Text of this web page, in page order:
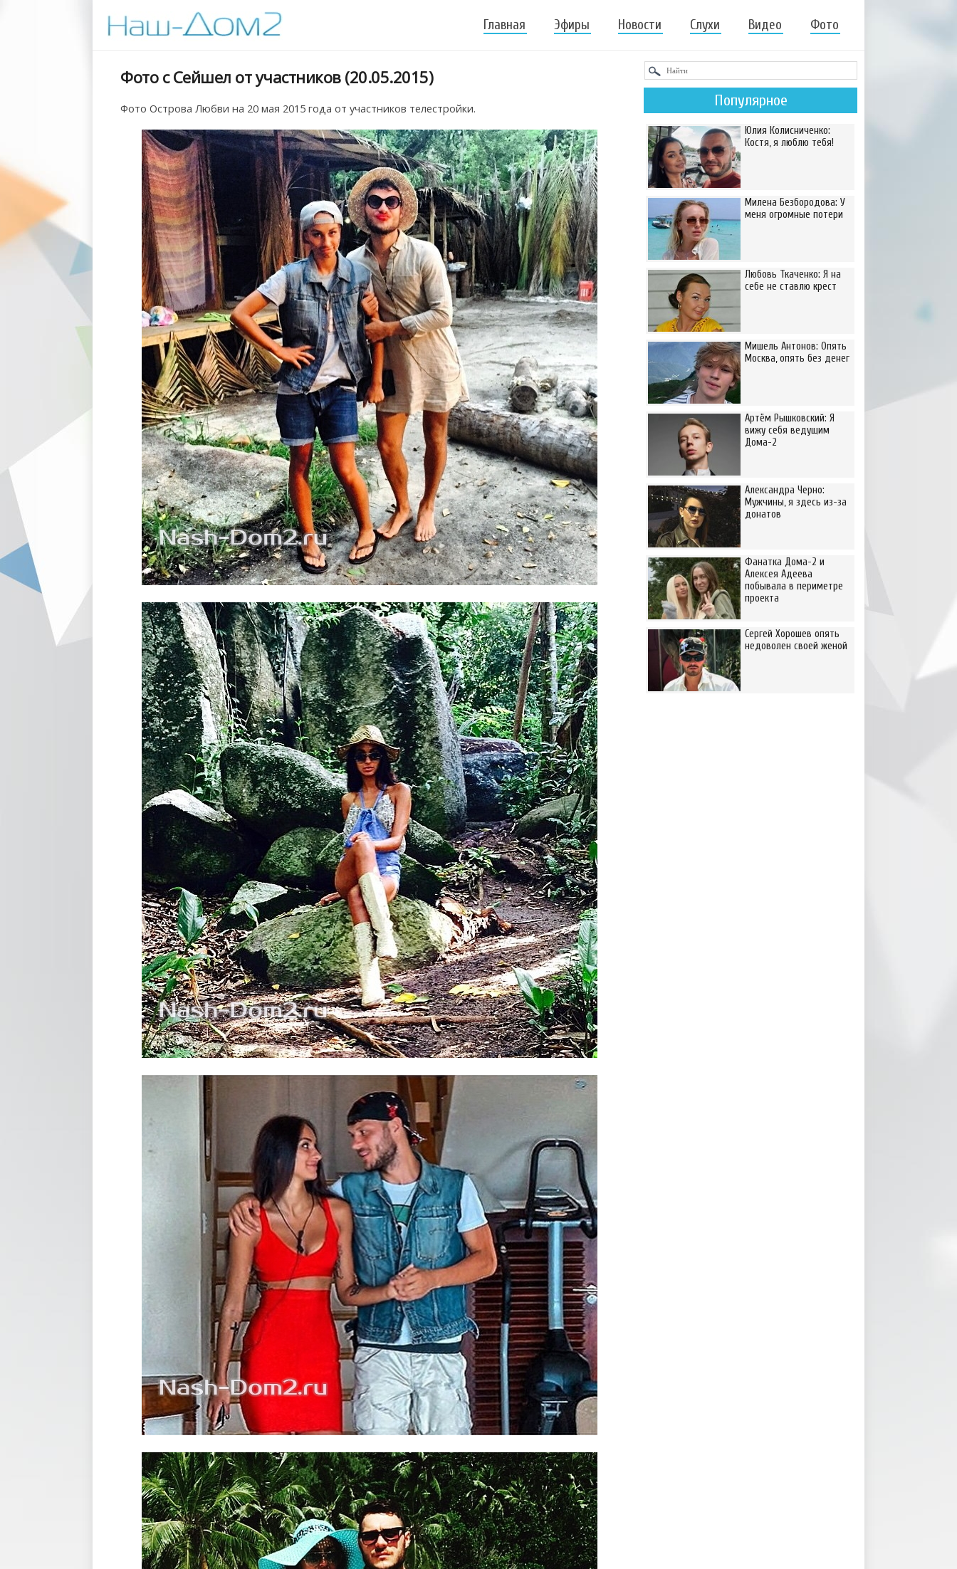
Главная Эфиры Новости Слухи Видео Фото
Фото с Сейшел от участников (20.05.2015)
Фото Острова Любви на 20 мая 2015 года от участников телестройки. Популярное
Юлия Колисниченко:
Костя, я люблю тебя!
Милена Безбородова: У
меня огромные потери
Любовь Ткаченко: Я на
себе не ставлю крест
Мишель Антонов: Опять
Москва, опять без денег
Артём Рышковский: Я
вижу себя ведущим
Дома-2
Александра Черно:
Мужчины, я здесь из-за
донатов
Фанатка Дома-2 и
Алексея Адеева
побывала в периметре
проекта
Сергей Хорошев опять
недоволен своей женой